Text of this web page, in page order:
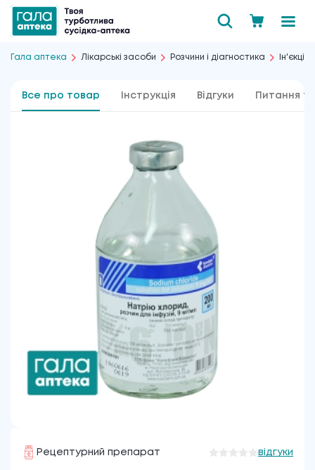
Гала аптека Лікарські засоби Розчини і діагностика Ін'єкції
Все про товар Інструкція Відгуки Питання та
Рецептурний препарат відгуки